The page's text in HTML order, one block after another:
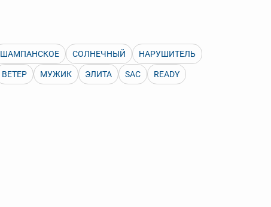
ШАМПАНСКОЕ СОЛНЕЧНЫЙ НАРУШИТЕЛЬ
ВЕТЕР МУЖИК ЭЛИТА SAC READY